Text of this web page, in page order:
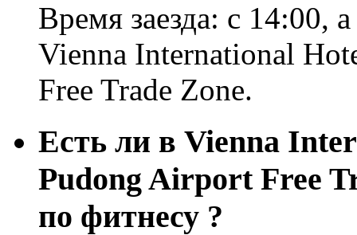
Время заезда: с 14:00,
Vienna International
Free Trade Zone.
Есть ли в Vienna
Pudong Airport Free
по фитнесу ?